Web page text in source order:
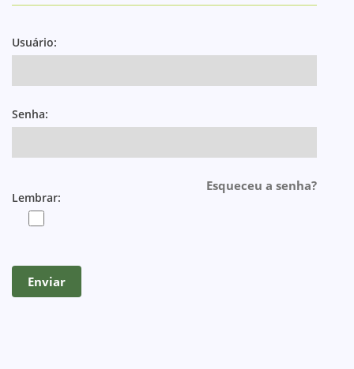
Usuário:
Senha:
Lembrar:
Esqueceu a senha?